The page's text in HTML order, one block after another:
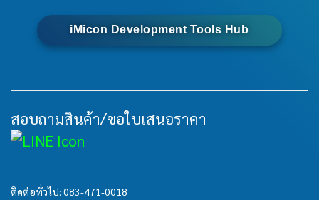
iMicon Development Tools Hub
สอบถามสินค้า/ขอใบเสนอราคา
ติดต่อทั่วไป: 083-471-0018